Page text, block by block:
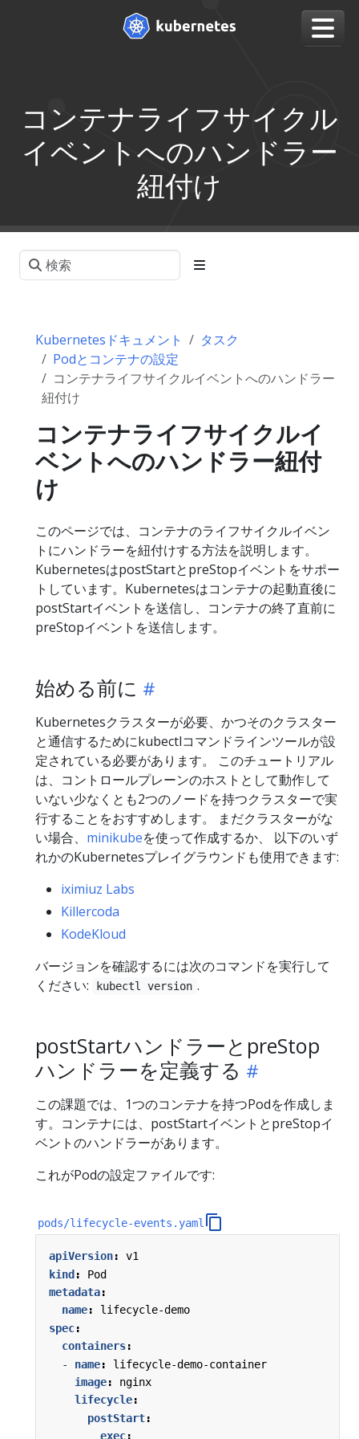
コンテナライフサイクル
イベントへのハンドラー
紐付け
Kubernetesドキュメント
タスク
Podとコンテナの設定
コンテナライフサイクルイベントへのハンドラー
紐付け
コンテナライフサイクルイ
ベントへのハンドラー紐付
け
このページでは、コンテナのライフサイクルイベン
トにハンドラーを紐付けする方法を説明します。
KubernetesはpostStartとpreStopイベントをサポー
トしています。Kubernetesはコンテナの起動直後に
postStartイベントを送信し、コンテナの終了直前に
preStopイベントを送信します。
始める前に
Kubernetesクラスターが必要、かつそのクラスター
と通信するためにkubectlコマンドラインツールが設
定されている必要があります。 このチュートリアル
は、コントロールプレーンのホストとして動作して
いない少なくとも2つのノードを持つクラスターで実
行することをおすすめします。 まだクラスターがな
い場合、 minikubeを使って作成するか、 以下のいず
れかのKubernetesプレイグラウンドも使用できます:
iximiuz Labs
Killercoda
KodeKloud
バージョンを確認するには次のコマンドを実行して
ください:
kubectl version .
postStartハンドラーとpreStop
ハンドラーを定義する
この課題では、1つのコンテナを持つPodを作成しま
す。コンテナには、postStartイベントとpreStopイ
ベントのハンドラーがあります。
これがPodの設定ファイルです:
pods/lifecycle-events.yaml
apiVersion:
v1
kind:
Pod
metadata:
name:
lifecycle-demo
spec:
containers:
- name:
lifecycle-demo-container
image:
nginx
lifecycle:
postStart:
exec: